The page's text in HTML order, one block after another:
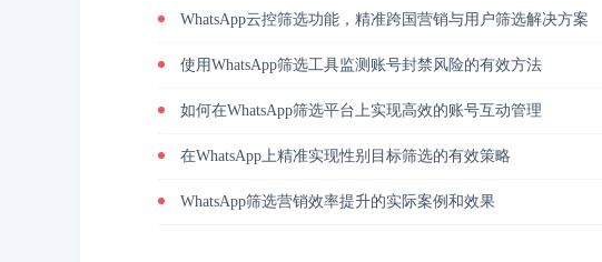
WhatsApp云控筛选功能，精准跨国营销与用户筛选解决方案
使用WhatsApp筛选工具监测账号封禁风险的有效方法
如何在WhatsApp筛选平台上实现高效的账号互动管理
在WhatsApp上精准实现性别目标筛选的有效策略
WhatsApp筛选营销效率提升的实际案例和效果